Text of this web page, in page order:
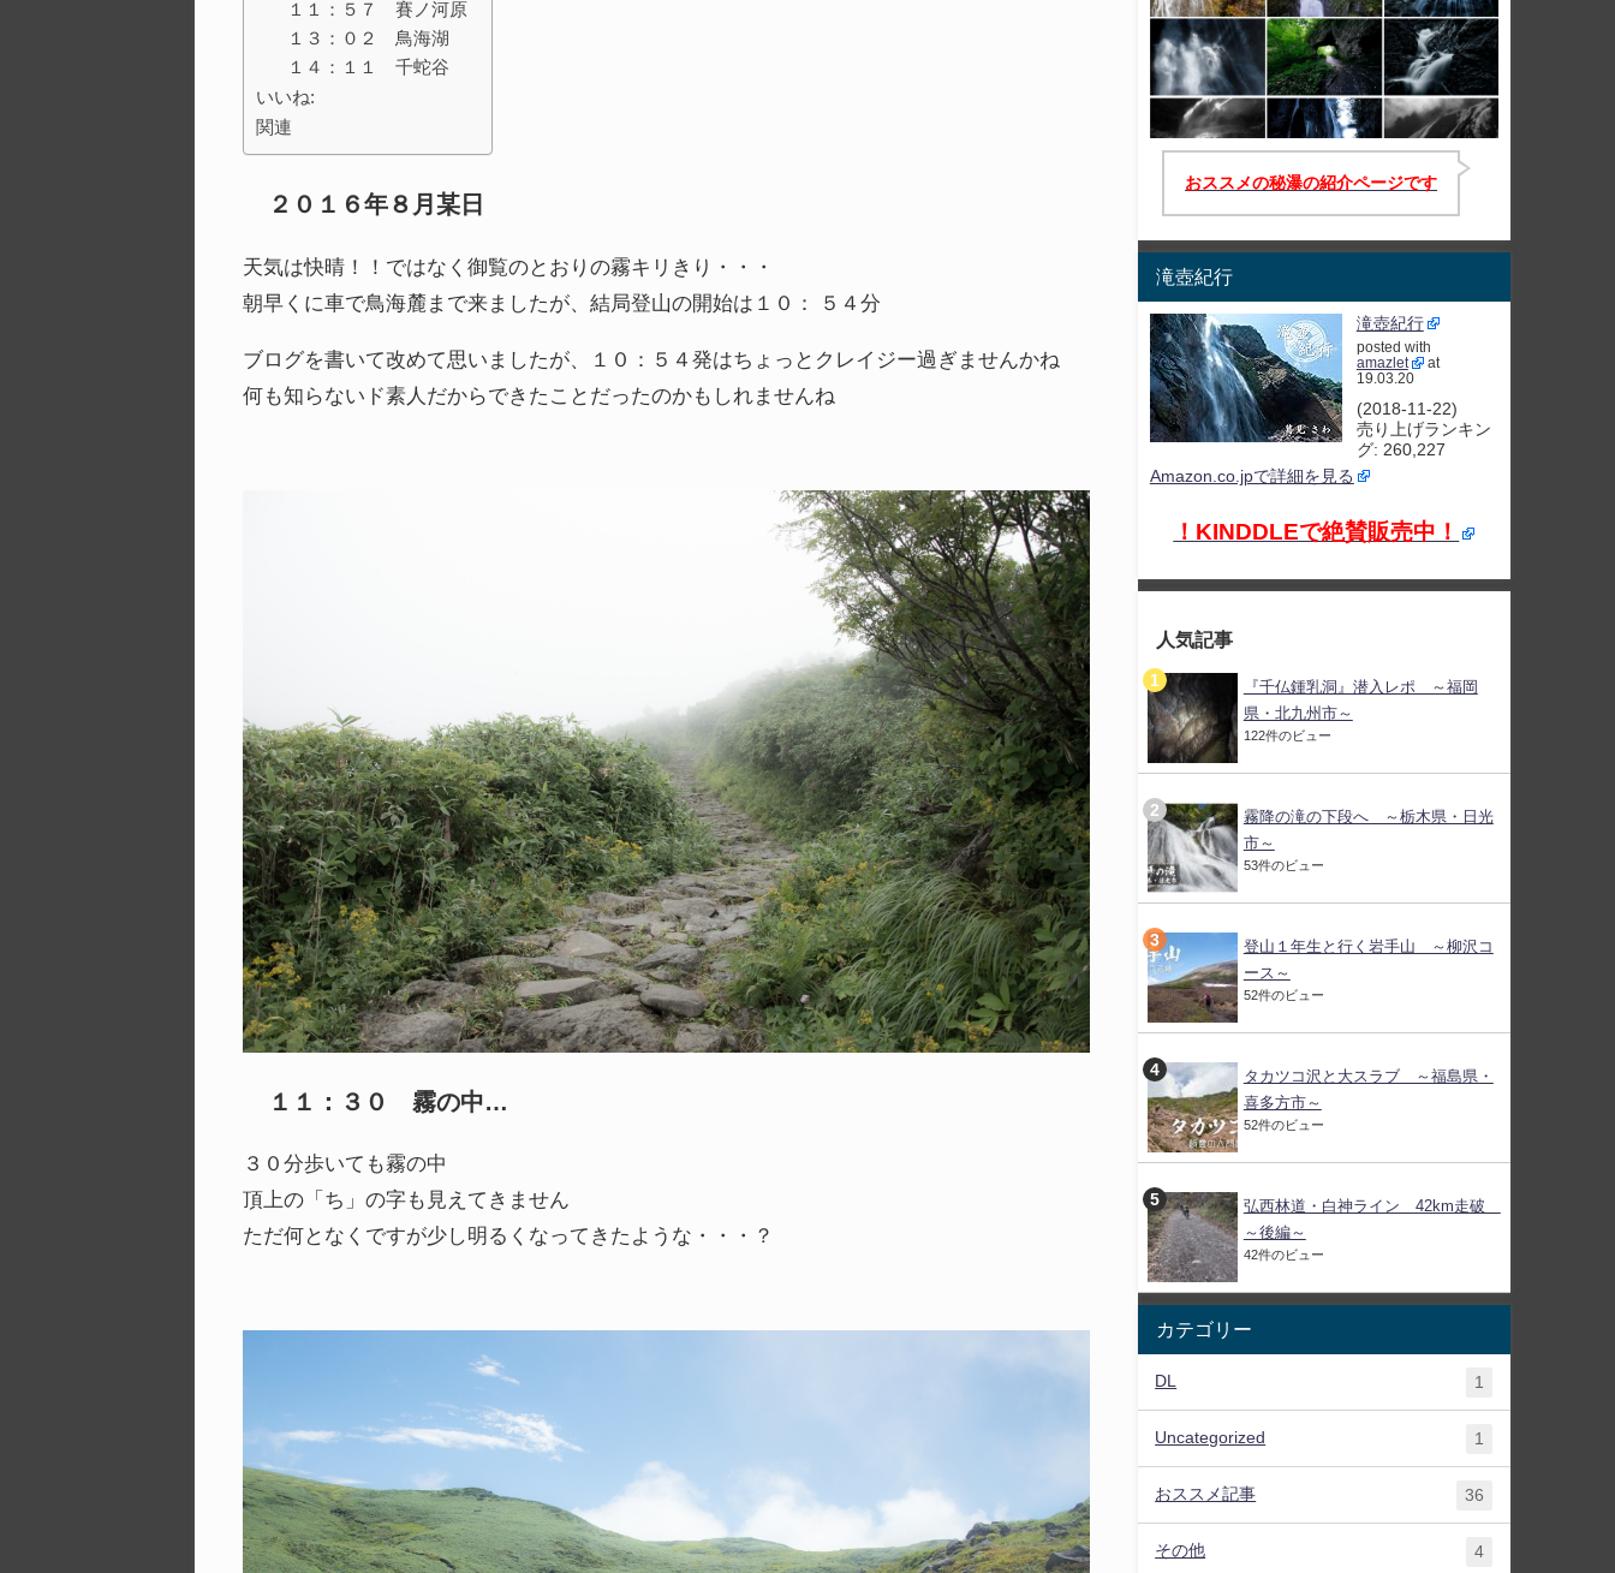
１１：５７ 賽ノ河原
１３：０２ 鳥海湖
１４：１１ 千蛇谷
いいね:
関連
２０１６年８月某日
天気は快晴！！ではなく御覧のとおりの霧キリきり・・・
朝早くに車で鳥海麓まで来ましたが、結局登山の開始は１０： ５４分
ブログを書いて改めて思いましたが、１０：５４発はちょっとクレイジー過ぎませんかね
何も知らないド素人だからできたことだったのかもしれませんね
１１：３０ 霧の中…
３０分歩いても霧の中
頂上の「ち」の字も見えてきません
ただ何となくですが少し明るくなってきたような・・・？
おススメの秘瀑の紹介ページです
滝壺紀行
滝壺紀行
posted with
amazlet
at
19.03.20
(2018-11-22)
売り上げランキン
グ: 260,227
Amazon.co.jpで詳細を見る
！KINDDLEで絶賛販売中！
人気記事
『千仏鍾乳洞』潜入レポ ～福岡
県・北九州市～
122件のビュー
霧降の滝の下段へ ～栃木県・日光
市～
53件のビュー
登山１年生と行く岩手山 ～柳沢コ
ース～
52件のビュー
タカツコ沢と大スラブ ～福島県・
喜多方市～
52件のビュー
弘西林道・白神ライン 42km走破
～後編～
42件のビュー
カテゴリー
DL 1
Uncategorized 1
おススメ記事 36
その他 4